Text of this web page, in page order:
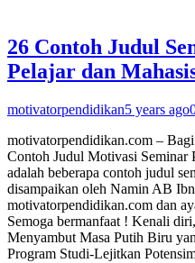
26 Contoh Judul
Pelajar dan
motivatorpendidikan5 years ago
motivatorpendidikan.com –
Contoh Judul Motivasi Seminar
adalah beberapa contoh judul
disampaikan oleh Namin AB
motivatorpendidikan.com dan
Semoga bermanfaat ! Kenali
Menyambut Masa Putih Biru
Program Studi-Lejitkan